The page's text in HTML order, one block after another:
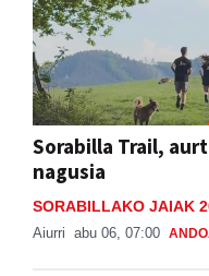
Sorabilla Trail,
nagusia
SORABILLAKO JAIAK
Aiurri abu 06, 07:00